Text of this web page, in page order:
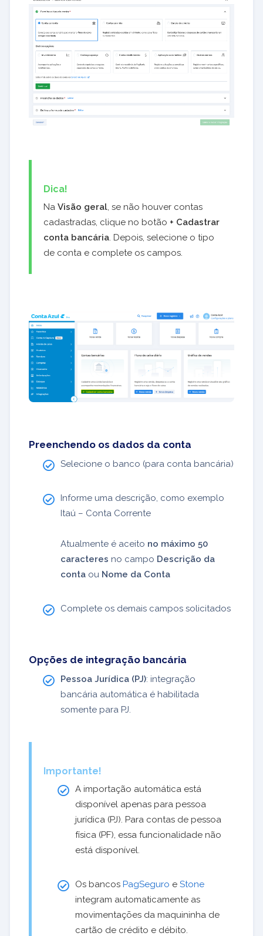
Dica!
Na Visão geral, se não houver contas
cadastradas, clique no botão + Cadastrar
conta bancária. Depois, selecione o tipo
de conta e complete os campos.
Preenchendo os dados da conta
Selecione o banco (para conta bancária)
Informe uma descrição, como exemplo
Itaú – Conta Corrente
Atualmente é aceito no máximo 50
caracteres no campo Descrição da
conta ou Nome da Conta
Complete os demais campos solicitados
Opções de integração bancária
Pessoa Jurídica (PJ): integração
bancária automática é habilitada
somente para PJ.
Importante!
A importação automática está
disponível apenas para pessoa
jurídica (PJ). Para contas de pessoa
física (PF), essa funcionalidade não
está disponível.
Os bancos PagSeguro e Stone
integram automaticamente as
movimentações da maquininha de
cartão de crédito e débito.